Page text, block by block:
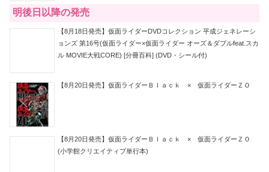
明後日以降の発売
【8月18日発売】仮面ライダーDVDコレクション 平成ジェネレーシ
ョンズ 第16号(仮面ライダー×仮面ライダー オーズ＆ダブルfeat.スカ
ル MOVIE大戦CORE) [分冊百科] (DVD・シール付)
【8月20日発売】仮面ライダーＢｌａｃｋ × 仮面ライダーＺＯ
【8月20日発売】仮面ライダーＢｌａｃｋ × 仮面ライダーＺＯ
(小学館クリエイティブ単行本)